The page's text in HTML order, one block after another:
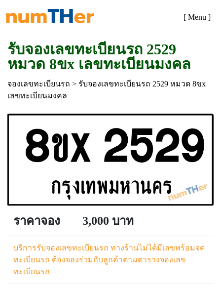
[ Menu ]
รับจองเลขทะเบียนรถ 2529
หมวด 8ขx เลขทะเบียนมงคล
จองเลขทะเบียนรถ > รับจองเลขทะเบียนรถ 2529 หมวด 8ขx
เลขทะเบียนมงคล
ราคาจอง 3,000 บาท
บริการรับจองเลขทะเบียนรถ ทางร้านไม่ได้มีเลขพร้อมจด
ทะเบียนรถ ต้องจองร่วมกับลูกค้าตามตารางจองเลข
ทะเบียนรถ